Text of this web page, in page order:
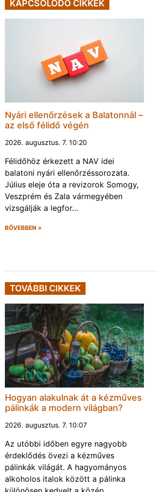
KAPCSOLÓDÓ CIKKEK
Nyári ellenőrzések a Balatonnál –
az első félidő végén
2026. augusztus. 7. 10:20
Félidőhöz érkezett a NAV idei
balatoni nyári ellenőrzéssorozata.
Július eleje óta a revizorok Somogy,
Veszprém és Zala vármegyében
vizsgálják a legfor…
BŐVEBBEN »
TOVÁBBI CIKKEK
Hogyan alakulnak át a kézműves
pálinkák a modern világban?
2026. augusztus. 7. 10:07
Az utóbbi időben egyre nagyobb
érdeklődés övezi a kézműves
pálinkák világát. A hagyományos
alkoholos italok között a pálinka